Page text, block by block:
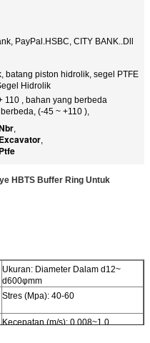
PayPal.HSBC, CITY BANK..Dll
batang piston hidrolik, segel PTFE
Hidrolik
110 , bahan yang berbeda
(-45 ~ +110 ),
,
,
HBTS Buffer Ring Untuk
Ukuran: Diameter Dalam d12~
d600φmm
Stres (Mpa): 40-60
Kecepatan (m/s): 0,008~1,0